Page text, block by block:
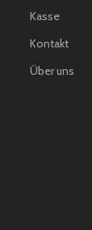
Kasse
Kontakt
Über uns